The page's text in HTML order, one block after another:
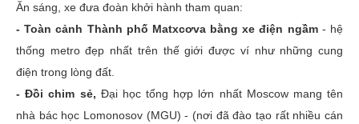
Ăn sáng, xe đưa đoàn khởi hành tham quan:
- Toàn cảnh Thành phố Matxcơva bằng xe điện ngầm- hệ
thống metro đẹp nhất trên thế giới được ví như những cung
điện trong lòng đất.
- Đồi chim sẻ, Đại học tổng hợp lớn nhất Moscow mang tên
nhà bác học Lomonosov (MGU) - (nơi đã đào tạo rất nhiều cán